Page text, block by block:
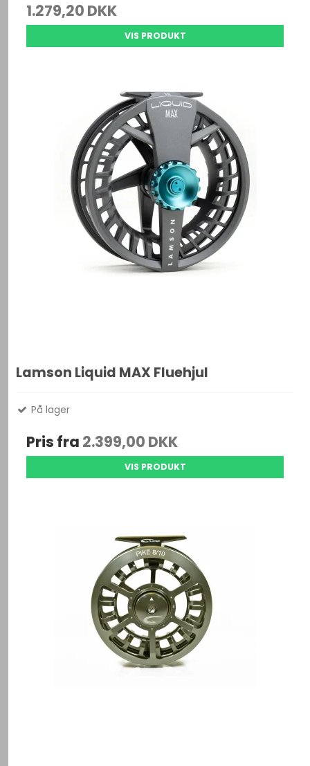
1.279,20 DKK
VIS PRODUKT
Lamson Liquid MAX Fluehjul
På lager
Pris fra 2.399,00 DKK
VIS PRODUKT